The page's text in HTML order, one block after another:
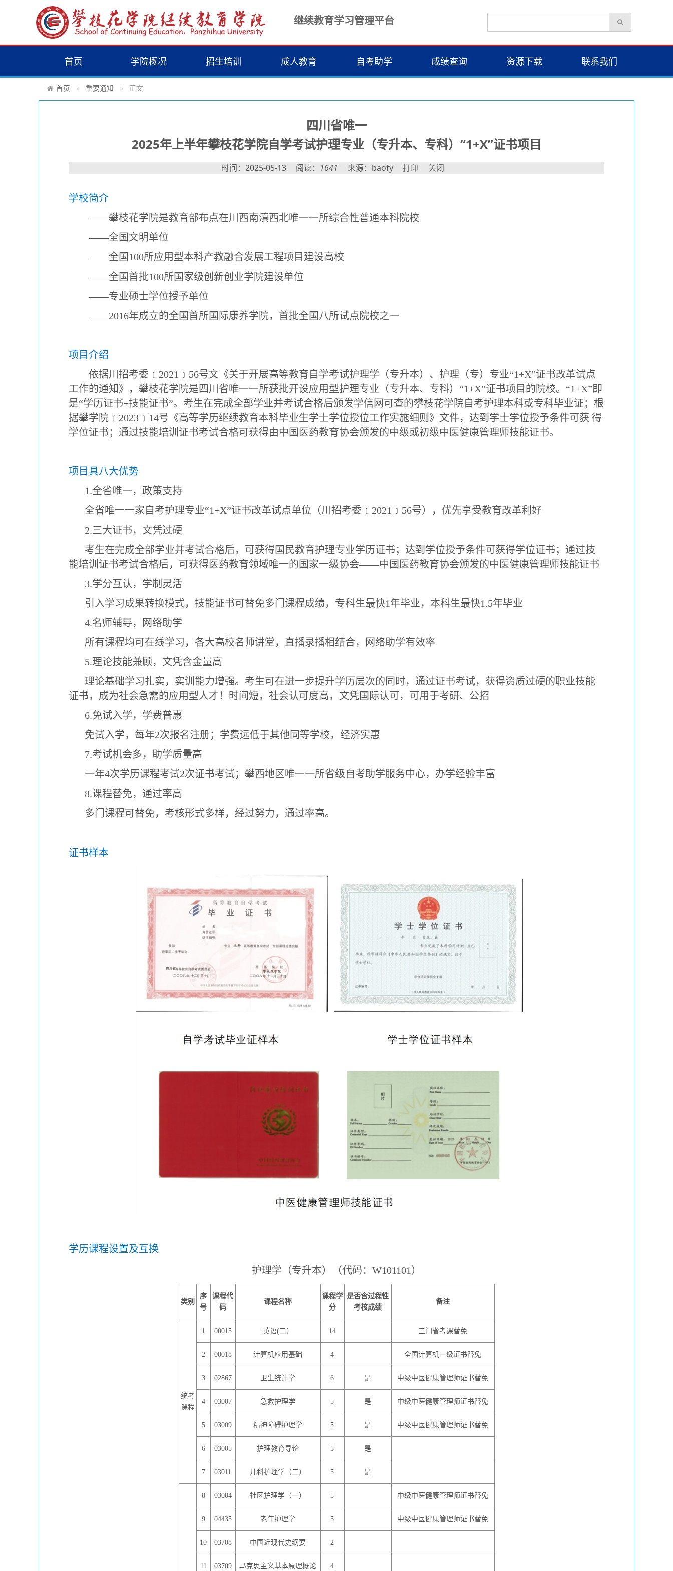
继续教育学习管理平台
首页 学院概况 招生培训 成人教育 自考助学 成绩查询 资源下载 联系我们
首页 重要通知 正文
四川省唯一
2025年上半年攀枝花学院自学考试护理专业（专升本、专科）“1+X”证书项目
时间：2025-05-13 阅读： 1641 来源：baofy 打印 关闭
学校简介
——攀枝花学院是教育部布点在川西南滇西北唯一一所综合性普通本科院校
——全国文明单位
——全国 100所应用型本科产教融合发展工程项目建设高校
——全国首批100所国家级创新创业学院建设单位
——专业硕士学位授予单位
——2016年成立的全国首所国际康养学院，首批全国八所试点院校之一
项目介绍
依据川招考委 ﹝ 2021 ﹞ 56号文《关于开展高等教育自学考试护理学（专升本）、护理（专）专业“1+X”证书改革试点
工作的通知》，攀枝花学院是四川省唯一一所获批开设应用型护理专业（专升本、专科） “1+X”证书项目的院校。 “1+X”即
是“学历证书+技能证书”。考生在完成全部学业并考试合格后颁发学信网可查的攀枝花学院自考护理本科或专科毕业证；根
据攀学院 ﹝ 2023 ﹞ 14号《高等学历继续教育本科毕业生学士学位授位工作实施细则》文件，达到学士学位授予条件可获 得
学位证书；通过技能培训证书考试合格可获得由中国医药教育协会颁发的中级或初级中医健康管理师技能证书。
项目具八大优势
1.全省唯一，政策支持
全省唯一一家自考护理专业“1+X”证书改革试点单位（川招考委﹝2021﹞56号），优先享受教育改革利好
2.三大证书，文凭过硬
考生在完成全部学业并考试合格后，可获得国民教育护理专业学历证书；达到学位授予条件可获得学位证书；通过技
能培训证书考试合格后，可获得医药教育领域唯一的国家一级协会——中国医药教育协会颁发的中医健康管理师技能证书
3.学分互认，学制灵活
引入学习成果转换模式，技能证书可替免多门课程成绩，专科生最快1年毕业，本科生最快1.5年毕业
4.名师辅导，网络助学
所有课程均可在线学习，各大高校名师讲堂，直播录播相结合，网络助学有效率
5.理论技能兼顾，文凭含金量高
理论基础学习扎实，实训能力增强。考生可在进一步提升学历层次的同时，通过证书考试，获得资质过硬的职业技能
证书，成为社会急需的应用型人才！时间短，社会认可度高，文凭国际认可，可用于考研、公招
6.免试入学，学费普惠
免试入学，每年2次报名注册；学费远低于其他同等学校，经济实惠
7.考试机会多，助学质量高
一年4次学历课程考试2次证书考试；攀西地区唯一一所省级自考助学服务中心，办学经验丰富
8.课程替免，通过率高
多门课程可替免，考核形式多样，经过努力，通过率高。
证书样本
学历课程设置及互换
护理学（专升本）（代码： W101101 ）
类别
序
号
课程代
码
课程名称
课程学
分
是否含过程性
考核成绩
备注
统考
课程
1 00015 英语(二） 14 三门省考课替免
2 00018 计算机应用基础 4 全国计算机一级证书替免
3 02867 卫生统计学 6 是 中级中医健康管理师证书替免
4 03007 急救护理学 5 是 中级中医健康管理师证书替免
5 03009 精神障碍护理学 5 是 中级中医健康管理师证书替免
6 03005 护理教育导论 5 是
7 03011 儿科护理学（二） 5 是
8 03004 社区护理学（一） 5 中级中医健康管理师证书替免
9 04435 老年护理学 5 中级中医健康管理师证书替免
10 03708 中国近现代史纲要 2
11 03709 马克思主义基本原理概论 4